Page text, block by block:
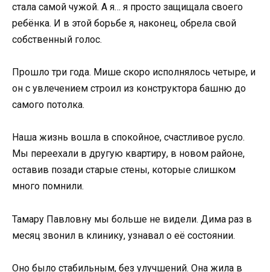
стала самой чужой. А я… я просто защищала своего
ребёнка. И в этой борьбе я, наконец, обрела свой
собственный голос.
Прошло три года. Мише скоро исполнялось четыре, и
он с увлечением строил из конструктора башню до
самого потолка.
Наша жизнь вошла в спокойное, счастливое русло.
Мы переехали в другую квартиру, в новом районе,
оставив позади старые стены, которые слишком
много помнили.
Тамару Павловну мы больше не видели. Дима раз в
месяц звонил в клинику, узнавал о её состоянии.
Оно было стабильным, без улучшений. Она жила в